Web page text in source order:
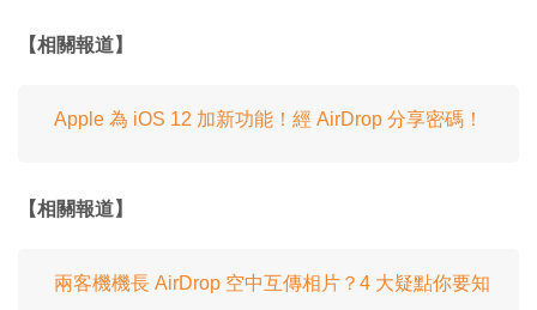
【相關報道】
Apple 為 iOS 12 加新功能！經 AirDrop 分享密碼！
【相關報道】
兩客機機長 AirDrop 空中互傳相片？4 大疑點你要知